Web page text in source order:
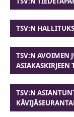
TSV:N
TSV:N AVOIMEN
ASIAKASKIRJEEN
TSV:N